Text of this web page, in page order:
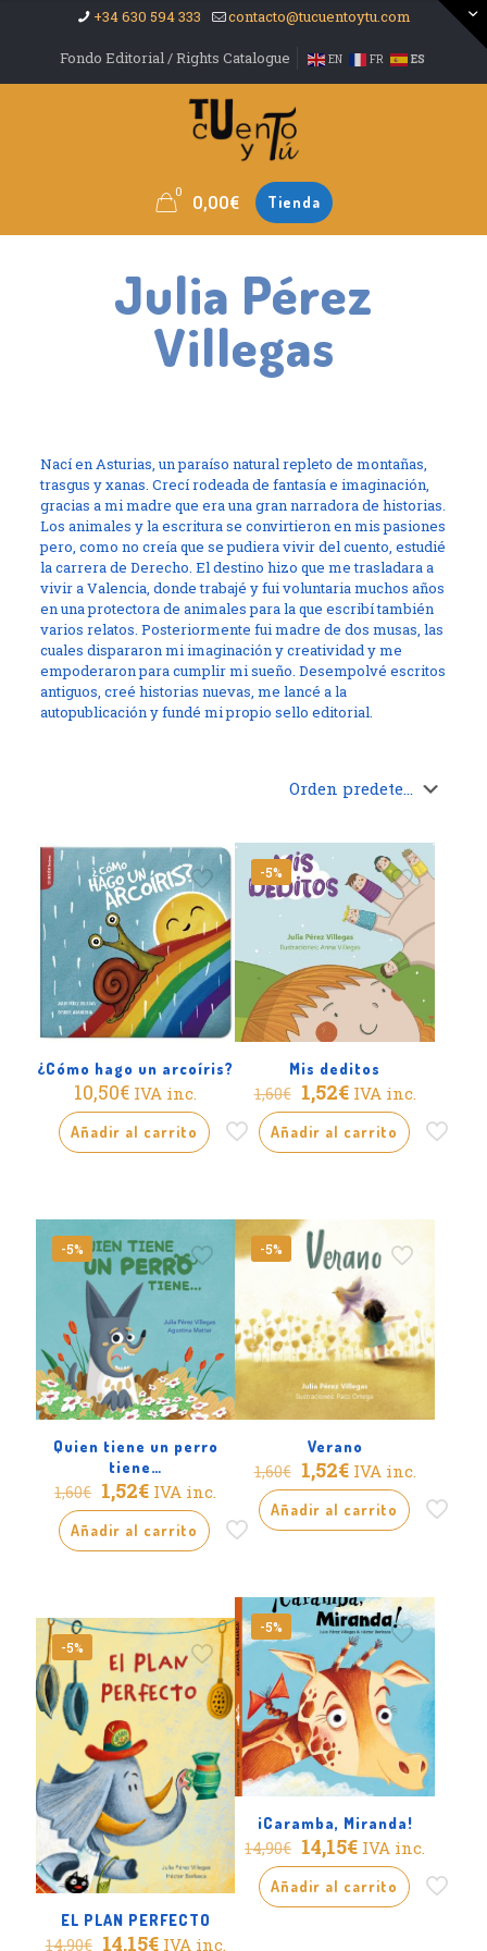
+34 630 594 333 contacto@tucuentoytu.com
Fondo Editorial / Rights Catalogue EN FR ES
0 0,00€ Tienda
Julia Pérez
Villegas
Nací en Asturias, un paraíso natural repleto de montañas,
trasgus y xanas. Crecí rodeada de fantasía e imaginación,
gracias a mi madre que era una gran narradora de historias.
Los animales y la escritura se convirtieron en mis pasiones
pero, como no creía que se pudiera vivir del cuento, estudié
la carrera de Derecho. El destino hizo que me trasladara a
vivir a Valencia, donde trabajé y fui voluntaria muchos años
en una protectora de animales para la que escribí también
varios relatos. Posteriormente fui madre de dos musas, las
cuales dispararon mi imaginación y creatividad y me
empoderaron para cumplir mi sueño. Desempolvé escritos
antiguos, creé historias nuevas, me lancé a la
autopublicación y fundé mi propio sello editorial.
¿Cómo hago un arcoíris?
10,50€ IVA inc.
Añadir al carrito
-5%
Mis deditos
1,60€ El
precio
original
era:
1,52€El
precio
actual
es:
IVA inc.
Añadir al carrito
-5%
Quien tiene un perro
tiene…
1,60€ El
precio
original
era:
1,52€El
precio
actual
es:
IVA inc.
Añadir al carrito
-5%
Verano
1,60€ El
precio
original
era:
1,52€El
precio
actual
es:
IVA inc.
Añadir al carrito
-5%
¡Caramba, Miranda!
14,90€ El
precio
original
era:
14,15€El
precio
actual
es:
IVA inc.
Añadir al carrito
-5%
EL PLAN PERFECTO
14,90€ El
14,15€El
IVA inc.